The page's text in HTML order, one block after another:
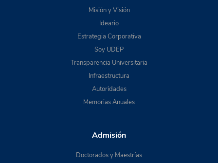
Misión y Visión
Ideario
Estrategia Corporativa
Soy UDEP
Transparencia Universitaria
Infraestructura
Autoridades
Memorias Anuales
Admisión
Doctorados y Maestrías